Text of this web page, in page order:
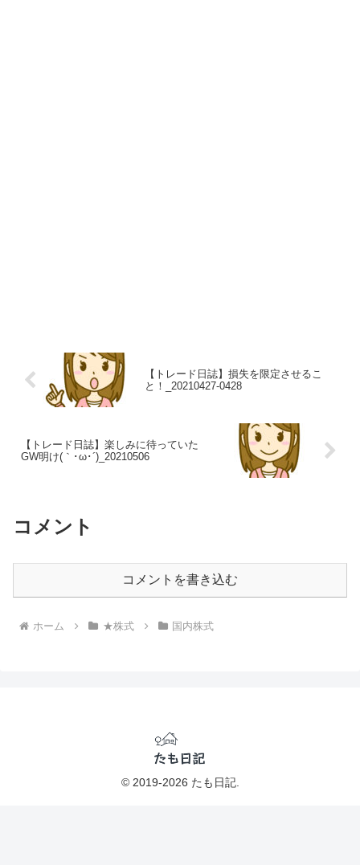
【トレード日誌】損失を限定させるこ
と！_20210427-0428
【トレード日誌】楽しみに待っていた
GW明け(｀･ω･´)_20210506
コメント
コメントを書き込む
ホーム ★株式 国内株式
© 2019-2026 たも日記.